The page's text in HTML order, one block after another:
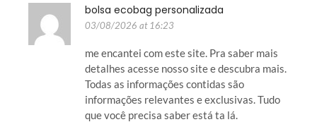
bolsa ecobag personalizada
03/08/2026 at 16:23
me encantei com este site. Pra saber mais
detalhes acesse nosso site e descubra mais.
Todas as informações contidas são
informações relevantes e exclusivas. Tudo
que você precisa saber está ta lá.